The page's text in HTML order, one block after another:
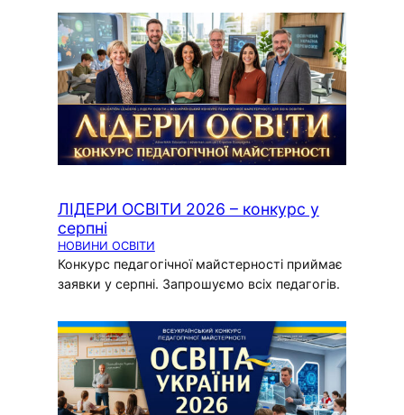
ЛІДЕРИ ОСВІТИ 2026 – конкурс у
серпні
НОВИНИ ОСВІТИ
Конкурс педагогічної майстерності приймає
заявки у серпні. Запрошуємо всіх педагогів.